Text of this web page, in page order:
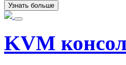
Узнать больше
KVM